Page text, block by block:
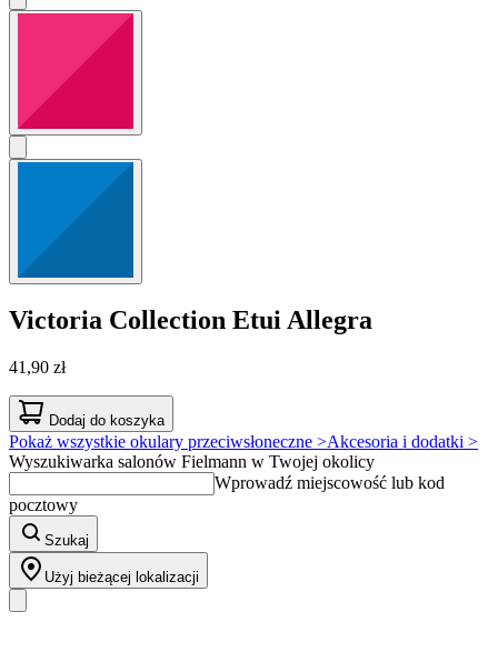
Victoria Collection Etui Allegra
41,90 zł
Dodaj do koszyka
Pokaż wszystkie okulary przeciwsłoneczne >Akcesoria i dodatki >
Wyszukiwarka salonów Fielmann w Twojej okolicy
Wprowadź miejscowość lub kod
pocztowy
Szukaj
Użyj bieżącej lokalizacji